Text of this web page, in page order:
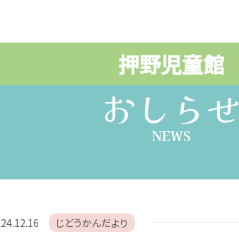
おしらせ
NEWS
じどうかんだより
押野児童館